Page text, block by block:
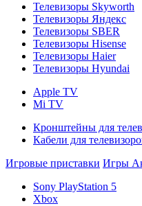
Телевизоры Skyworth
Телевизоры Яндекс
Телевизоры SBER
Телевизоры Hisense
Телевизоры Haier
Телевизоры Hyundai
Apple TV
Mi TV
Кронштейны для
Кабели для
Игровые приставки Игры
Sony PlayStation 5
Xbox